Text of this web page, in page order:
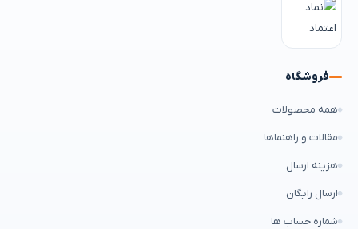
فروشگاه
همه محصولات
مقالات و راهنماها
هزینه ارسال
ارسال رایگان
شماره حساب ها